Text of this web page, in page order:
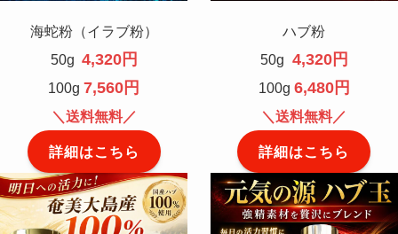
海蛇粉（イラブ粉）
50g 4,320円
100g7,560円
＼送料無料／
詳細はこちら
ハブ粉
50g 4,320円
100g 6,480円
＼送料無料／
詳細はこちら